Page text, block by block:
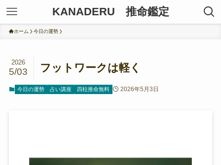
KANADERU 推命鑑定
ホーム 今日の運勢
フットワークは軽く
2026
5/03
今日の運勢 占い講座 四柱推命無料 2026年5月3日